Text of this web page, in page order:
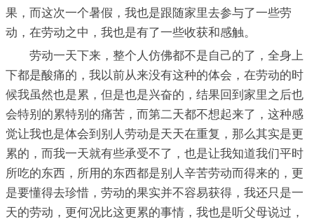
果，而这次一个暑假，我也是跟随家里去参与了一些劳
动，在劳动之中，我也是有了一些收获和感触。
劳动一天下来，整个人仿佛都不是自己的了，全身上
下都是酸痛的，我以前从来没有这种的体会，在劳动的时
候我虽然也是累，但是也是兴奋的，结果回到家里之后也
会特别的累特别的痛苦，而第二天都不想起来了，这种感
觉让我也是体会到别人劳动是天天在重复，那么其实是更
累的，而我一天就有些承受不了，也是让我知道我们平时
所吃的东西，所用的东西都是别人辛苦劳动而得来的，更
是要懂得去珍惜，劳动的果实并不容易获得，我还只是一
天的劳动，更何况比这更累的事情，我也是听父母说过，